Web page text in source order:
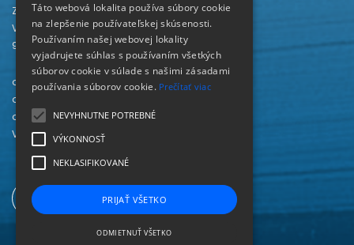
Záhorská knižnica
Vajanského 28
905 01 Senica
odd. beletrie 034/654 3780
odd. odbornej literatúry 034/651 2710
odd. pre deti a mládež 034/654 6519
Viac kontaktov nájdete
Táto webová lokalita používa súbory cookie
na zlepšenie používateľskej skúsenosti.
Používaním našej webovej lokality
vyjadrujete súhlas s používaním všetkých
súborov cookie v súlade s našimi zásadami
používania súborov cookie. Prečítať viac
NEVYHNUTNE POTREBNÉ
VÝKONNOSŤ
NEKLASIFIKOVANÉ
PRIJAŤ VŠETKO
ODMIETNUŤ VŠETKO